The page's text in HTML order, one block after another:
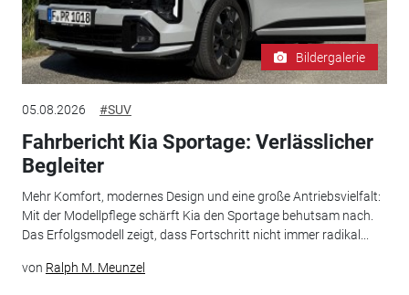
Bildergalerie
05.08.2026 #SUV
Fahrbericht Kia Sportage: Verlässlicher
Begleiter
Mehr Komfort, modernes Design und eine große Antriebsvielfalt:
Mit der Modellpflege schärft Kia den Sportage behutsam nach.
Das Erfolgsmodell zeigt, dass Fortschritt nicht immer radikal...
von Ralph M. Meunzel